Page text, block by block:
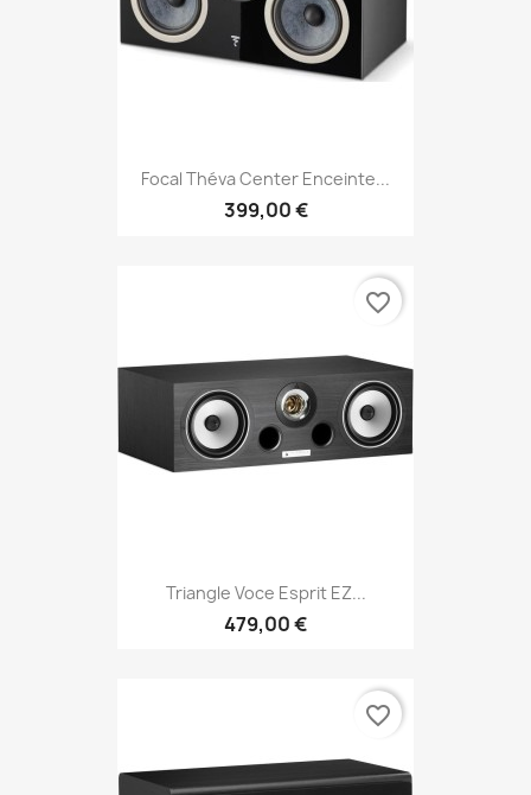
Focal Théva Center Enceinte...
399,00 €
Triangle Voce Esprit EZ...
479,00 €
favorite_border
favorite_border